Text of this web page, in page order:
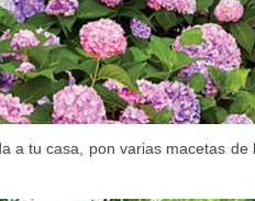
a tu casa, pon varias macetas